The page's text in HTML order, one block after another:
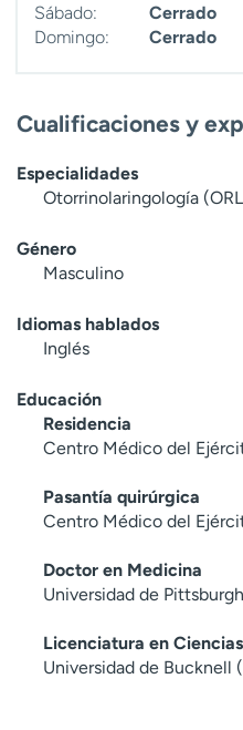
Sábado:
Cerrado
Domingo:
Cerrado
Cualificaciones y
Especialidades
Otorrinolaringología
Género
Masculino
Idiomas hablados
Inglés
Educación
Residencia
Centro Médico del
Pasantía quirúrgica
Centro Médico del
Doctor en Medicina
Universidad de
Licenciatura en Ciencias
Universidad de Bucknell